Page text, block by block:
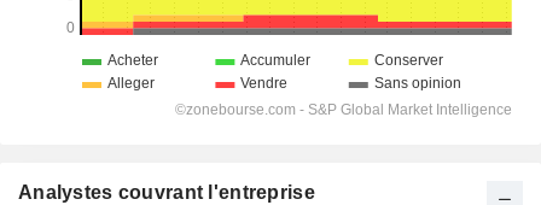
Analystes couvrant l'entreprise